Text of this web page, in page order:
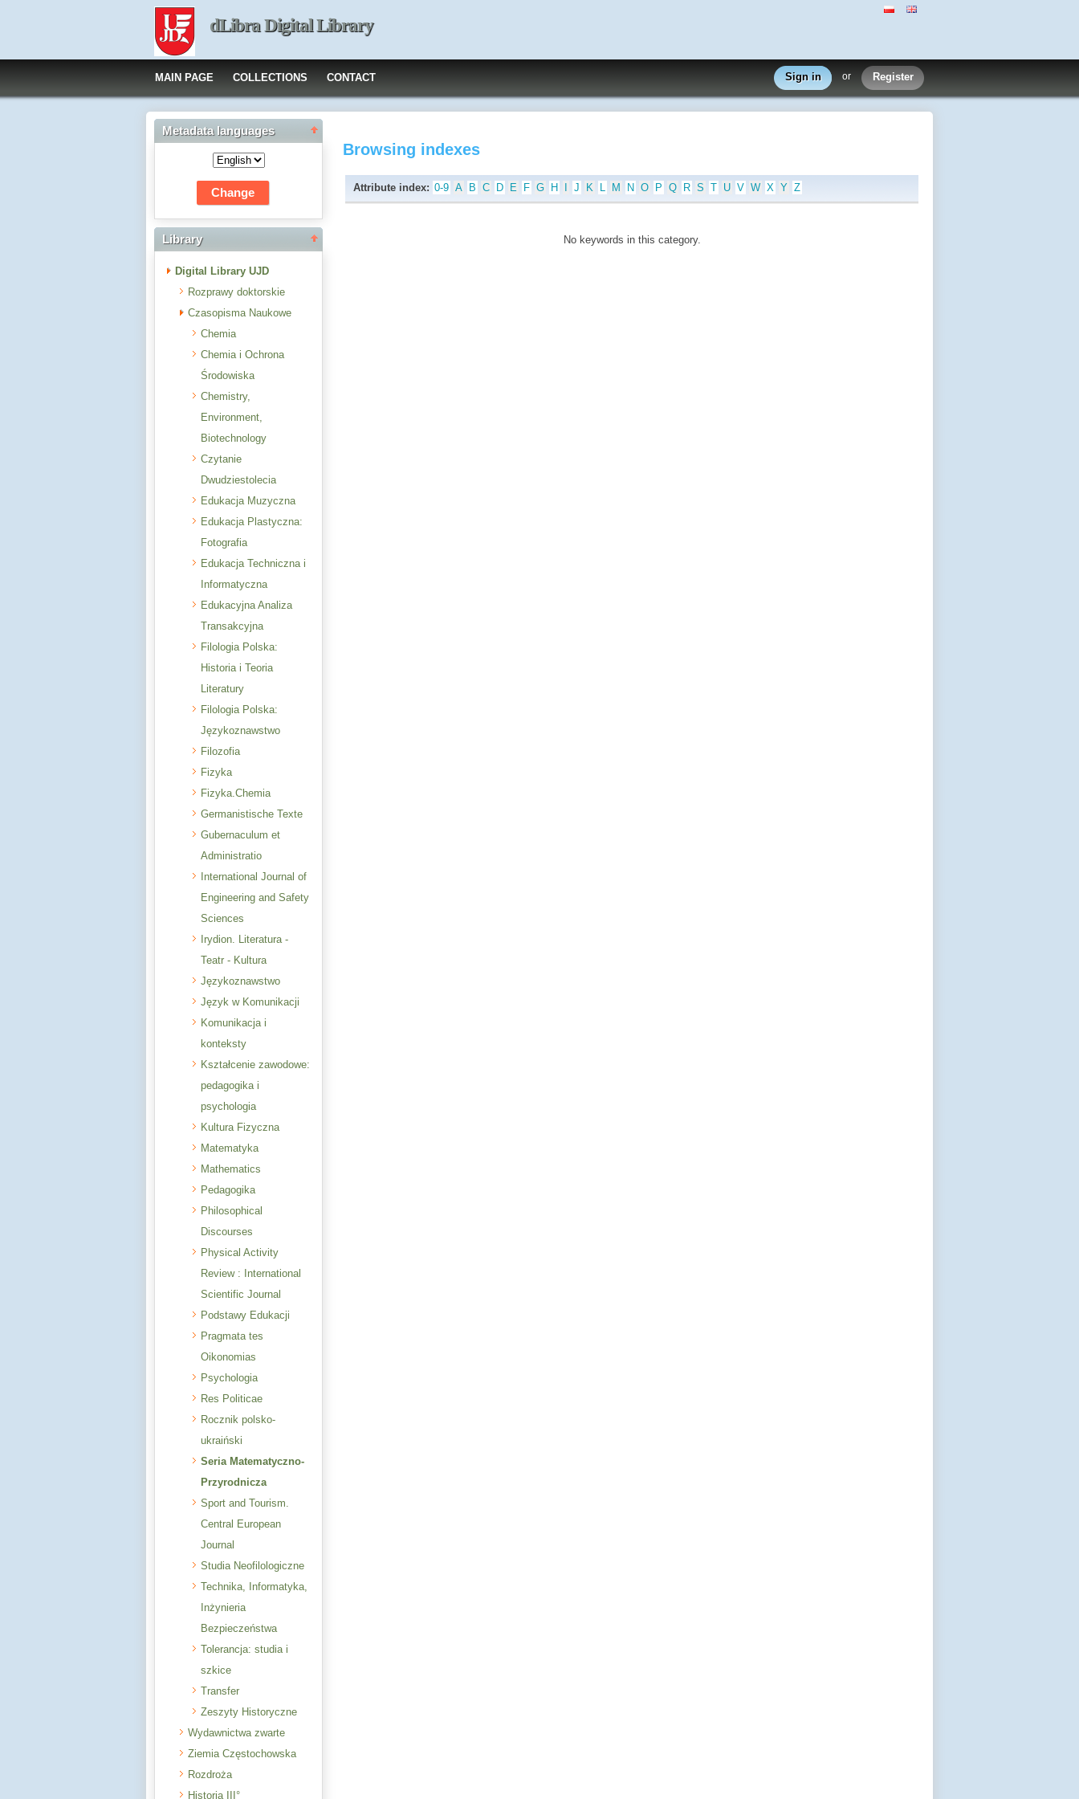
dLibra Digital Library
MAIN PAGE COLLECTIONS CONTACT Sign in or Register
Metadata languages
Library
Digital Library UJD
Rozprawy doktorskie
Czasopisma Naukowe
Chemia
Chemia i Ochrona
Środowiska
Chemistry,
Environment,
Biotechnology
Czytanie
Dwudziestolecia
Edukacja Muzyczna
Edukacja Plastyczna:
Fotografia
Edukacja Techniczna i
Informatyczna
Edukacyjna Analiza
Transakcyjna
Filologia Polska:
Historia i Teoria
Literatury
Filologia Polska:
Językoznawstwo
Filozofia
Fizyka
Fizyka.Chemia
Germanistische Texte
Gubernaculum et
Administratio
International Journal of
Engineering and Safety
Sciences
Irydion. Literatura -
Teatr - Kultura
Językoznawstwo
Język w Komunikacji
Komunikacja i
konteksty
Kształcenie zawodowe:
pedagogika i
psychologia
Kultura Fizyczna
Matematyka
Mathematics
Pedagogika
Philosophical
Discourses
Physical Activity
Review : International
Scientific Journal
Podstawy Edukacji
Pragmata tes
Oikonomias
Psychologia
Res Politicae
Rocznik polsko-
ukraiński
Seria Matematyczno-
Przyrodnicza
Sport and Tourism.
Central European
Journal
Studia Neofilologiczne
Technika, Informatyka,
Inżynieria
Bezpieczeństwa
Tolerancja: studia i
szkice
Transfer
Zeszyty Historyczne
Wydawnictwa zwarte
Ziemia Częstochowska
Rozdroża
Historia III°
Browsing indexes
Attribute index: 0-9 A B C D E F G H J K L M N O P Q R S T U V W X Y Z
No keywords in this category.